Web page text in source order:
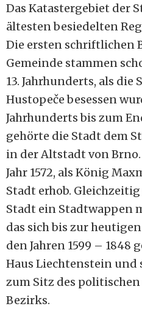
Das Katastergebiet der
ältesten besiedelten
Die ersten schriftlichen
Gemeinde stammen
13. Jahrhunderts, als die
Hustopeče besessen
Jahrhunderts bis zum
gehörte die Stadt dem
in der Altstadt von
Jahr 1572, als König
Stadt erhob.
Stadt ein Stadtwappen
das sich bis zur
den Jahren 1599 – 1848
Haus Liechtenstein und
zum Sitz des
Bezirks.